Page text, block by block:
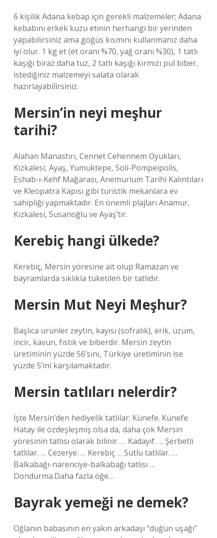
6 kişilik Adana kebap için gerekli malzemeler; Adana
kebabını erkek kuzu etinin herhangi bir yerinden
yapabilirsiniz ama göğüs kısmını kullanmanız daha
iyi olur. 1 kg et (et oranı %70, yağ oranı %30), 1 tatlı
kaşığı biraz daha tuz, 2 tatlı kaşığı kırmızı pul biber,
istediğiniz malzemeyi salata olarak
hazırlayabilirsiniz.
Mersin’in neyi meşhur
tarihi?
Alahan Manastırı, Cennet Cehennem Oyukları,
Kızkalesi, Ayaş, Yumuktepe, Soli-Pompeipolis,
Eshab-ı-Kehf Mağarası, Anemurium Tarihi Kalıntıları
ve Kleopatra Kapısı gibi turistik mekanlara ev
sahipliği yapmaktadır. En önemli plajları Anamur,
Kızkalesi, Susanoğlu ve Ayaş’tır.
Kerebiç hangi ülkede?
Kerebiç, Mersin yöresine ait olup Ramazan ve
bayramlarda sıklıkla tüketilen bir tatlıdır.
Mersin Mut Neyi Meşhur?
Başlıca ürünler zeytin, kayısı (sofralık), erik, üzüm,
incir, kavun, fıstık ve biberdir. Mersin zeytin
üretiminin yüzde 56’sını, Türkiye üretiminin ise
yüzde 5’ini karşılamaktadır.
Mersin tatlıları nelerdir?
İşte Mersin’den hediyelik tatlılar: Künefe. Künefe
Hatay ile özdeşleşmiş olsa da, daha çok Mersin
yöresinin tatlısı olarak bilinir. … Kadayıf. … Şerbetli
tatlılar. … Cezerye. … Kerebiç … Sütlü tatlılar. …
Balkabağı-narenciye-balkabağı tatlısı …
Dondurma.Daha fazla öğe…
Bayrak yemeği ne demek?
Oğlanın babasının en yakın arkadaşı “düğün uşağı”